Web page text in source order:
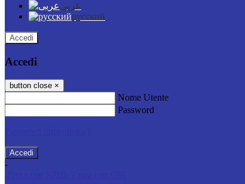
عربى
русский
Accedi
Accedi
button close ×
Nome Utente
Password
-